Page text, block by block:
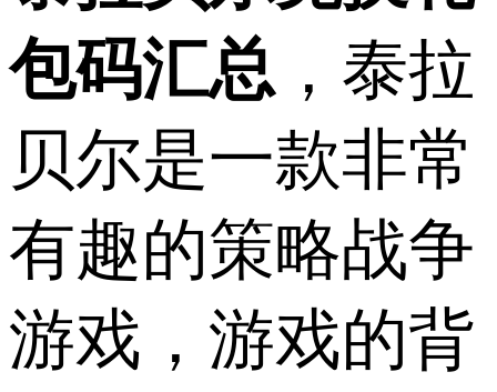
包码汇总 ，泰拉
贝尔是一款非常
有趣的策略战争
游戏，游戏的背